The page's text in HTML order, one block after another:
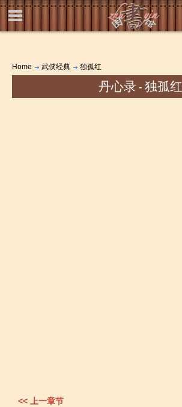
Home 武侠经典 独孤红
丹心录 - 独孤红
<< 上一章节